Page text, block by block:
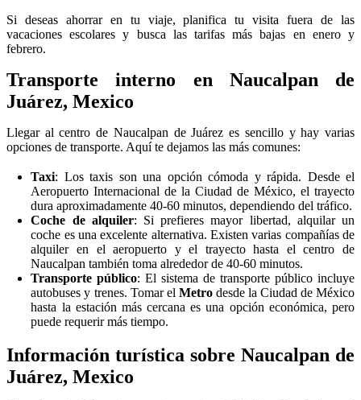
Si deseas ahorrar en tu viaje, planifica tu visita fuera de las
vacaciones escolares y busca las tarifas más bajas en enero y
febrero.
Transporte interno en Naucalpan de
Juárez, Mexico
Llegar al centro de Naucalpan de Juárez es sencillo y hay varias
opciones de transporte. Aquí te dejamos las más comunes:
Taxi: Los taxis son una opción cómoda y rápida. Desde el
Aeropuerto Internacional de la Ciudad de México, el trayecto
dura aproximadamente 40-60 minutos, dependiendo del tráfico.
Coche de alquiler: Si prefieres mayor libertad, alquilar un
coche es una excelente alternativa. Existen varias compañías de
alquiler en el aeropuerto y el trayecto hasta el centro de
Naucalpan también toma alrededor de 40-60 minutos.
Transporte público: El sistema de transporte público incluye
autobuses y trenes. Tomar el Metrodesde la Ciudad de México
hasta la estación más cercana es una opción económica, pero
puede requerir más tiempo.
Información turística sobre Naucalpan de
Juárez, Mexico